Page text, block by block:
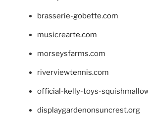
brasserie-gobette.com
musicrearte.com
morseysfarms.com
riverviewtennis.com
official-kelly-toys-
displaygardenonsuncrest.org